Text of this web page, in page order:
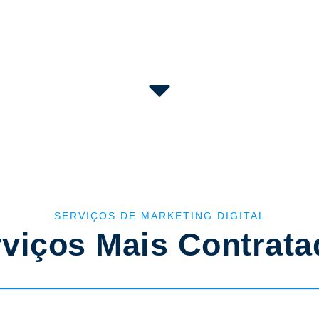
SERVIÇOS DE MARKETING DIGITAL
Mais